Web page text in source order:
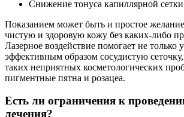
Снижение тонуса капиллярной
Показанием может быть и простое
чистую и здоровую кожу без каких-либо
Лазерное воздействие помогает не только
эффективным образом сосудистую
таких неприятных косметологических
пигментные пятна и розацеа.
Есть ли ограничения к
лечения?